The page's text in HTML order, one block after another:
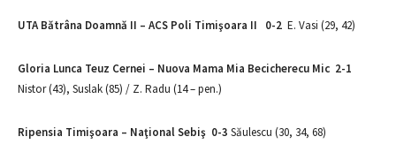
UTA Bătrâna Doamnă II – ACS Poli Timişoara II 0-2 E. Vasi (29, 42)
Gloria Lunca Teuz Cernei – Nuova Mama Mia Becicherecu Mic 2-1
Nistor (43), Suslak (85) / Z. Radu (14 – pen.)
Ripensia Timişoara – Naţional Sebiş 0-3 Săulescu (30, 34, 68)